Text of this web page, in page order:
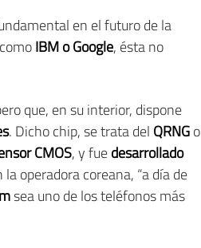
en el futuro de la
IBM o Google, ésta no
que, en su interior, dispone
. Dicho chip, se trata del QRNGo
CMOS, y fuedesarrollado
operadora coreana, “a día de
sea uno de los teléfonos más